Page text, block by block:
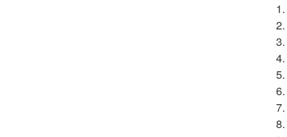
1.
2.
3.
4.
5.
6.
7.
8.